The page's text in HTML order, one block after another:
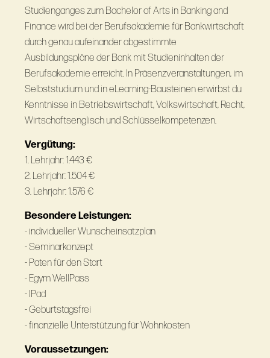
Studienganges zum Bachelor of Arts in Banking and
Finance wird bei der Berufsakademie für Bankwirtschaft
durch genau aufeinander abgestimmte
Ausbildungspläne der Bank mit Studieninhalten der
Berufsakademie erreicht. In Präsenzveranstaltungen, im
Selbststudium und in eLearning-Bausteinen erwirbst du
Kenntnisse in Betriebswirtschaft, Volkswirtschaft, Recht,
Wirtschaftsenglisch und Schlüsselkompetenzen.
Vergütung:
1. Lehrjahr: 1.443 €
2. Lehrjahr: 1.504 €
3. Lehrjahr: 1.576 €
Besondere Leistungen:
- individueller Wunscheinsatzplan
- Seminarkonzept
- Paten für den Start
- Egym WellPass
- IPad
- Geburtstagsfrei
- finanzielle Unterstützung für Wohnkosten
Voraussetzungen: